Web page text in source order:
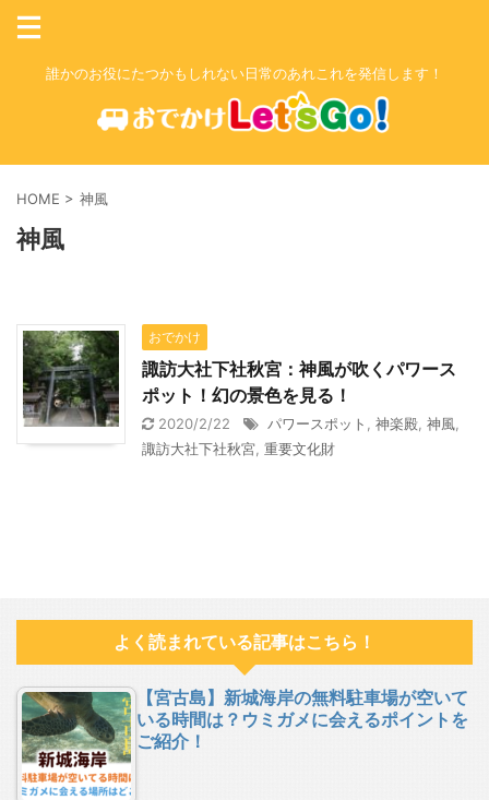
誰かのお役にたつかもしれない日常のあれこれを発信します！
HOME > 神風
神風
おでかけ
諏訪大社下社秋宮：神風が吹くパワース
ポット！幻の景色を見る！
2020/2/22 パワースポット 神楽殿 神風
諏訪大社下社秋宮 重要文化財
よく読まれている記事はこちら！
【宮古島】新城海岸の無料駐車場が空いて
いる時間は？ウミガメに会えるポイントを
ご紹介！